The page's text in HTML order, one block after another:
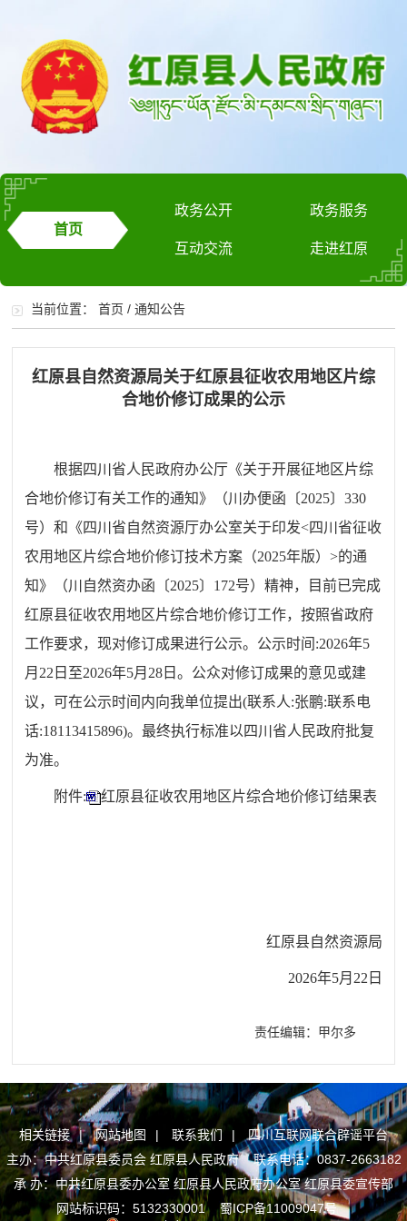
首页
政务公开 政务服务
互动交流 走进红原
当前位置：首页 /通知公告
红原县自然资源局关于红原县征收农用地区片综
合地价修订成果的公示
根据四川省人民政府办公厅《关于开展征地区片综
合地价修订有关工作的通知》（川办便函〔2025〕330
号）和《四川省自然资源厅办公室关于印发<四川省征收
农用地区片综合地价修订技术方案（2025年版）>的通
知》（川自然资办函〔2025〕172号）精神，目前已完成
红原县征收农用地区片综合地价修订工作，按照省政府
工作要求，现对修订成果进行公示。公示时间:2026年5
月22日至2026年5月28日。公众对修订成果的意见或建
议，可在公示时间内向我单位提出(联系人:张鹏:联系电
话:18113415896)。最终执行标准以四川省人民政府批复
为准。
附件: 红原县征收农用地区片综合地价修订结果表
红原县自然资源局
2026年5月22日
责任编辑：甲尔多
相关链接 | 网站地图 | 联系我们 |
四川互联网联合辟谣平台
主办：中共红原县委员会 红原县人民政府 联系电话：0837-2663182
承 办：中共红原县委办公室 红原县人民政府办公室 红原县委宣传部
网站标识码：5132330001蜀ICP备11009047号